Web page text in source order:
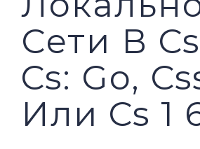
Сети В
Cs: Go,
Или Cs 1